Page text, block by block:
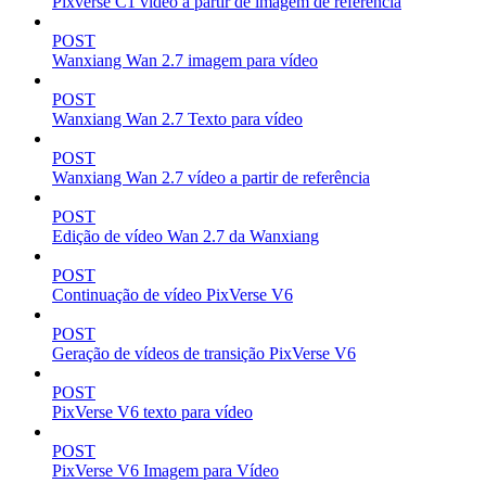
POST
Wanxiang Wan 2.7 imagem para vídeo
POST
Wanxiang Wan 2.7 Texto para vídeo
POST
Wanxiang Wan 2.7 vídeo a partir de referência
POST
Edição de vídeo Wan 2.7 da Wanxiang
POST
Continuação de vídeo PixVerse V6
POST
Geração de vídeos de transição PixVerse V6
POST
PixVerse V6 texto para vídeo
POST
PixVerse V6 Imagem para Vídeo